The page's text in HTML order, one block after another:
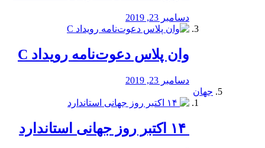
دسامبر 23, 2019
وان پلاس دعوت‌نامه رویداد C
دسامبر 23, 2019
جهان